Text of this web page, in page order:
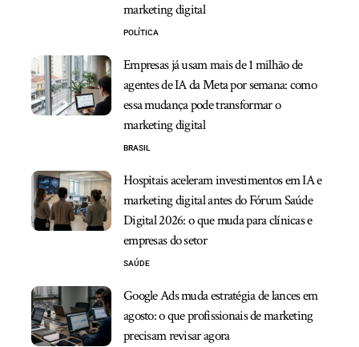
marketing digital
POLÍTICA
Empresas já usam mais de 1 milhão de
agentes de IA da Meta por semana: como
essa mudança pode transformar o
marketing digital
BRASIL
Hospitais aceleram investimentos em IA e
marketing digital antes do Fórum Saúde
Digital 2026: o que muda para clínicas e
empresas do setor
SAÚDE
Google Ads muda estratégia de lances em
agosto: o que profissionais de marketing
precisam revisar agora